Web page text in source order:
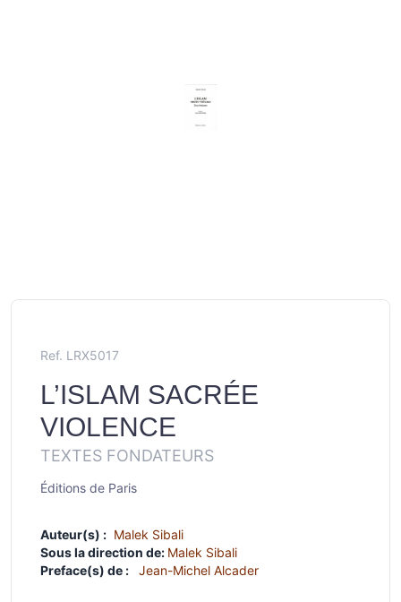
Ref. LRX5017
L’ISLAM SACRÉE
VIOLENCE
TEXTES FONDATEURS
Éditions de Paris
Auteur(s) : Malek Sibali
Sous la direction de: Malek Sibali
Preface(s) de :
Jean-Michel Alcader